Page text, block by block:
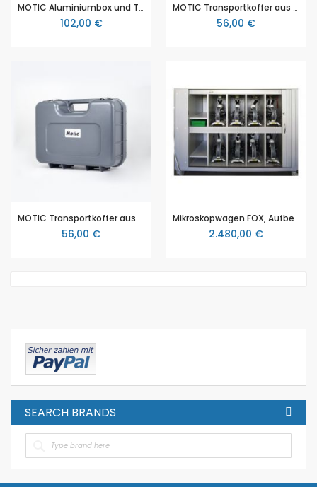
MOTIC Aluminiumbox und Transportkoffer für MOTIC Mikroskope (MOTIC B1 Serie, B3 Serie, SILVER 100 Serie, SMZ 140 und 160 Serie)
102,00 €
MOTIC Transportkoffer aus Plastik für MOTIC Mikroskope (MOTIC SFC100 Serie, F11 Serie)
56,00 €
MOTIC Transportkoffer aus Plastik für MOTIC Mikroskope (MOTIC ST30 Serie)
56,00 €
Mikroskopwagen FOX, Aufbewahrungswagen und Transportwagen für 20 Mikroskope, mit Ladestation
2.480,00 €
SEARCH BRANDS